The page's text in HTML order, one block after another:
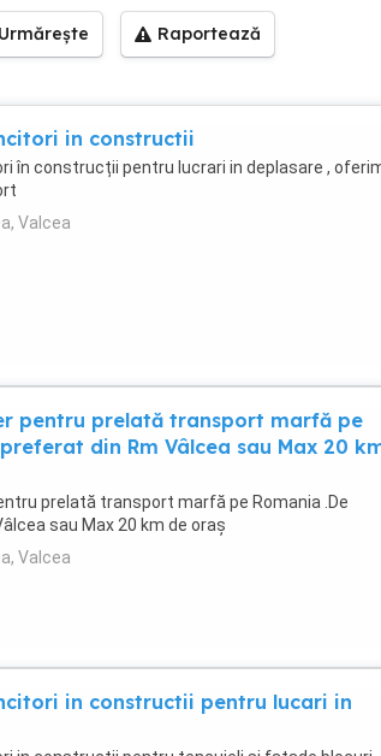
Urmărește Raportează
in constructii
în construcții pentru lucrari in deplasare ,
Valcea
pentru prelată transport marfă pe
din Rm Vâlcea sau Max 20
prelată transport marfă pe Romania .De
sau Max 20 km de oraș
Valcea
in constructii pentru lucari in